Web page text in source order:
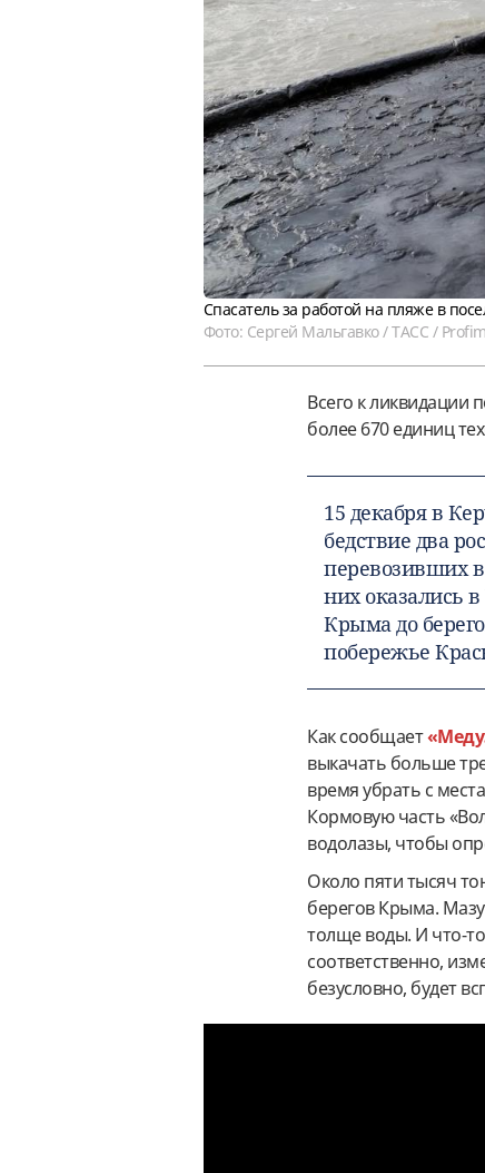
Спасатель за работой на пляже в
Фото: Сергей Мальгавко / ТАСС /
Всего к ликвидации
более 670 единиц
15 декабря в
бедствие два
перевозивших
них оказались
Крыма до
побережье
Как сообщает
выкачать больше
время убрать с
Кормовую часть
водолазы, чтобы
Около пяти тысяч
берегов Крыма.
толще воды. И что-
соответственно,
безусловно, будет